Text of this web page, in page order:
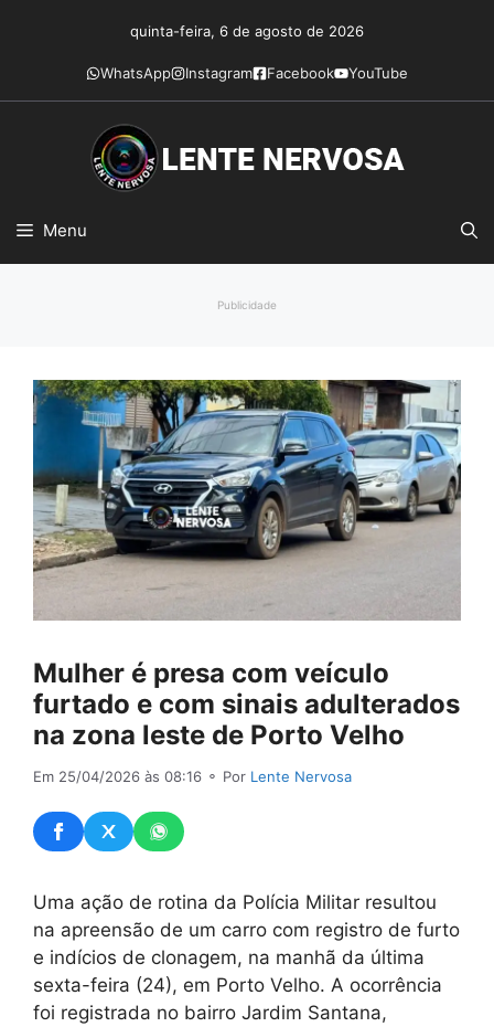
conteúdo
quinta-feira, 6 de agosto de 2026
WhatsApp Instagram Facebook YouTube
Menu
Publicidade
Mulher é presa com veículo
furtado e com sinais adulterados
na zona leste de Porto Velho
Em 25/04/2026 às 08:16 ⚬ Por Lente Nervosa
Uma ação de rotina da Polícia Militar resultou
na apreensão de um carro com registro de furto
e indícios de clonagem, na manhã da última
sexta-feira (24), em Porto Velho. A ocorrência
foi registrada no bairro Jardim Santana,